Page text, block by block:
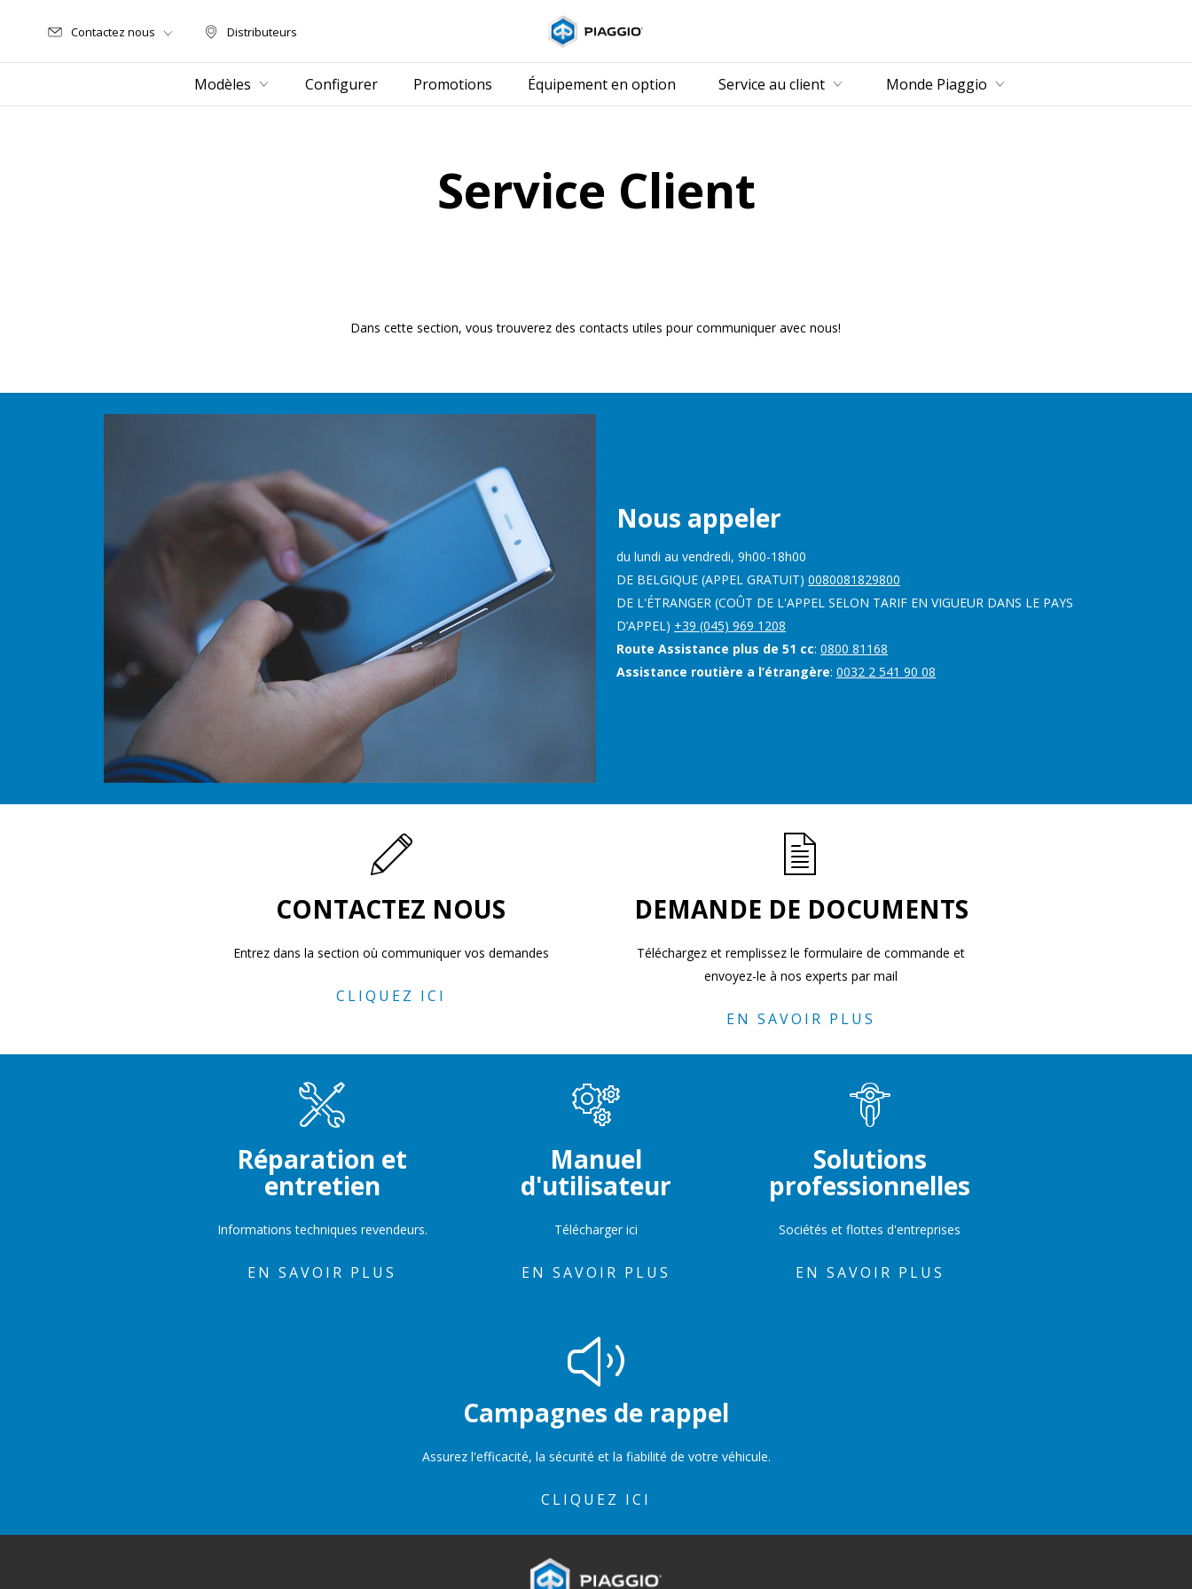
Distributeurs
Distributeurs
Contactez nous
Modèles Configurer Promotions Équipement en option Service au client Monde Piaggio
Service Client
Dans cette section, vous trouverez des contacts utiles pour communiquer avec nous!
Nous appeler
du lundi au vendredi, 9h00-18h00
DE BELGIQUE (APPEL GRATUIT)0080081829800
DE L'ÉTRANGER (COÛT DE L'APPEL SELON TARIF EN VIGUEUR DANS LE PAYS
D’APPEL) +39 (045) 969 1208
Route Assistance plus de 51 cc:0800 81168
Assistance routière a l’étrangère:0032 2 541 90 08
CONTACTEZ NOUS
Entrez dans la section où communiquer vos demandes
CLIQUEZ ICI
DEMANDE DE DOCUMENTS
Téléchargez et remplissez le formulaire de commande et
envoyez-le à nos experts par mail
EN SAVOIR PLUS
Réparation et
entretien
Informations techniques revendeurs.
EN SAVOIR PLUS
Manuel
d'utilisateur
Télécharger ici
EN SAVOIR PLUS
Solutions
professionnelles
Sociétés et flottes d'entreprises
EN SAVOIR PLUS
Campagnes de rappel
Assurez l'efficacité, la sécurité et la fiabilité de votre véhicule.
CLIQUEZ ICI